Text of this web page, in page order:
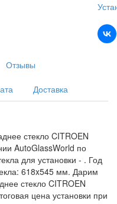
Отзывы
Доставка
стекло CITROEN
AutoGlassWorld по
для установки - . Год
618x545 мм. Дарим
стекло CITROEN
цена установки при